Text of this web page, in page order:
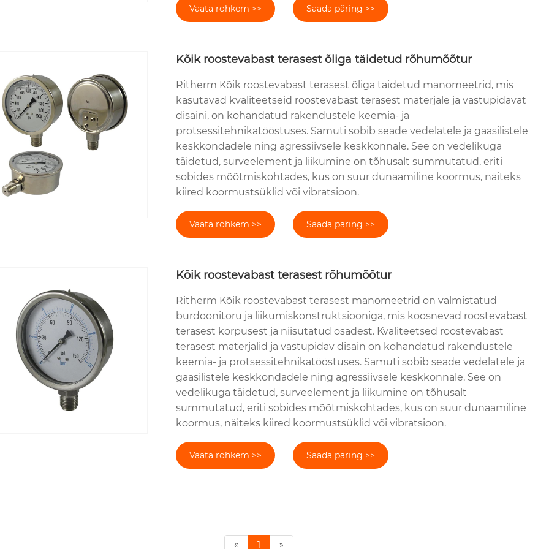
Vaata rohkem >> Saada päring >>
Kõik roostevabast terasest õliga täidetud rõhumõõtur
Ritherm Kõik roostevabast terasest õliga täidetud manomeetrid, mis
kasutavad kvaliteetseid roostevabast terasest materjale ja vastupidavat
disaini, on kohandatud rakendustele keemia- ja
protsessitehnikatööstuses. Samuti sobib seade vedelatele ja gaasilistele
keskkondadele ning agressiivsele keskkonnale. See on vedelikuga
täidetud, surveelement ja liikumine on tõhusalt summutatud, eriti
sobides mõõtmiskohtades, kus on suur dünaamiline koormus, näiteks
kiired koormustsüklid või vibratsioon.
Vaata rohkem >> Saada päring >>
Kõik roostevabast terasest rõhumõõtur
Ritherm Kõik roostevabast terasest manomeetrid on valmistatud
burdoonitoru ja liikumiskonstruktsiooniga, mis koosnevad roostevabast
terasest korpusest ja niisutatud osadest. Kvaliteetsed roostevabast
terasest materjalid ja vastupidav disain on kohandatud rakendustele
keemia- ja protsessitehnikatööstuses. Samuti sobib seade vedelatele ja
gaasilistele keskkondadele ning agressiivsele keskkonnale. See on
vedelikuga täidetud, surveelement ja liikumine on tõhusalt
summutatud, eriti sobides mõõtmiskohtades, kus on suur dünaamiline
koormus, näiteks kiired koormustsüklid või vibratsioon.
Vaata rohkem >> Saada päring >>
« 1 »